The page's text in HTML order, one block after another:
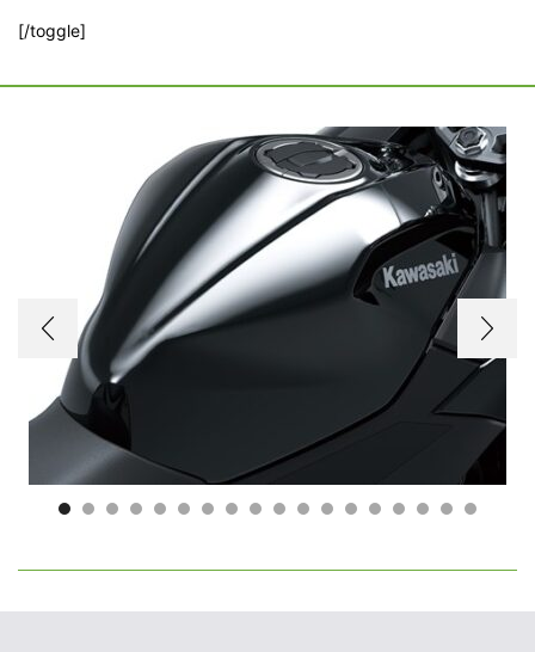
[/toggle]